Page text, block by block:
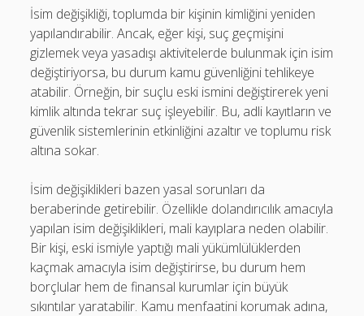
İsim değişikliği, toplumda bir kişinin kimliğini yeniden
yapılandırabilir. Ancak, eğer kişi, suç geçmişini
gizlemek veya yasadışı aktivitelerde bulunmak için isim
değiştiriyorsa, bu durum kamu güvenliğini tehlikeye
atabilir. Örneğin, bir suçlu eski ismini değiştirerek yeni
kimlik altında tekrar suç işleyebilir. Bu, adli kayıtların ve
güvenlik sistemlerinin etkinliğini azaltır ve toplumu risk
altına sokar.
İsim değişiklikleri bazen yasal sorunları da
beraberinde getirebilir. Özellikle dolandırıcılık amacıyla
yapılan isim değişiklikleri, mali kayıplara neden olabilir.
Bir kişi, eski ismiyle yaptığı mali yükümlülüklerden
kaçmak amacıyla isim değiştirirse, bu durum hem
borçlular hem de finansal kurumlar için büyük
sıkıntılar yaratabilir. Kamu menfaatini korumak adına,